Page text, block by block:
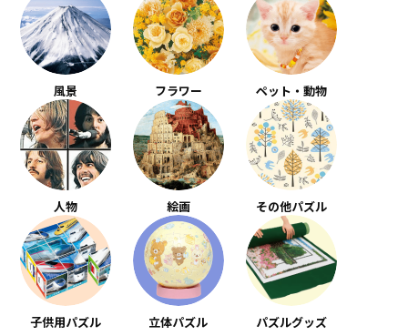
風景 フラワー ペット・動物
人物 絵画 その他パズル
子供用パズル 立体パズル パズルグッズ